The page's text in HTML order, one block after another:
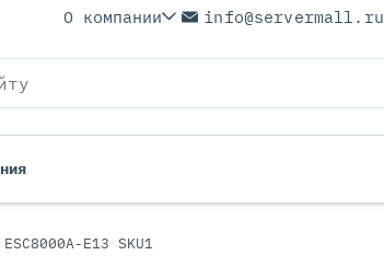
О компании info@servermall.ru
E13 SKU1